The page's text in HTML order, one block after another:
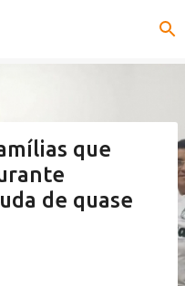
principal
que
de quase